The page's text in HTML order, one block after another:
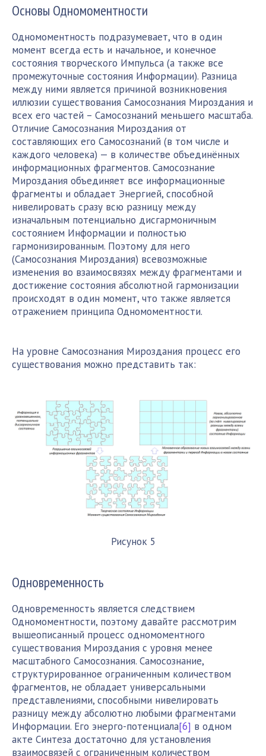
Основы Одномоментности
Одномоментность подразумевает, что в один
момент всегда есть и начальное, и конечное
состояния творческого Импульса (а также все
промежуточные состояния Информации). Разница
между ними является причиной возникновения
иллюзии существования Самосознания Мироздания и
всех его частей – Самосознаний меньшего масштаба.
Отличие Самосознания Мироздания от
составляющих его Самосознаний (в том числе и
каждого человека) — в количестве объединённых
информационных фрагментов. Самосознание
Мироздания объединяет все информационные
фрагменты и обладает Энергией, способной
нивелировать сразу всю разницу между
изначальным потенциально дисгармоничным
состоянием Информации и полностью
гармонизированным. Поэтому для него
(Самосознания Мироздания) всевозможные
изменения во взаимосвязях между фрагментами и
достижение состояния абсолютной гармонизации
происходят в один момент, что также является
отражением принципа Одномоментности.
На уровне Самосознания Мироздания процесс его
существования можно представить так:
Рисунок 5
Одновременность
Одновременность является следствием
Одномоментности, поэтому давайте рассмотрим
вышеописанный процесс одномоментного
существования Мироздания с уровня менее
масштабного Самосознания. Самосознание,
структурированное ограниченным количеством
фрагментов, не обладает универсальными
представлениями, способными нивелировать
разницу между абсолютно любыми фрагментами
Информации. Его энерго-потенциала[6] в одном
акте Синтеза достаточно для установления
взаимосвязей c ограниченным количеством